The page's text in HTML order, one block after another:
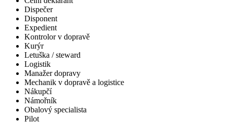
Dispečer
Disponent
Expedient
Kontrolor v dopravě
Kurýr
Letuška / steward
Logistik
Manažer dopravy
Mechanik v dopravě a logistice
Nákupčí
Námořník
Obalový specialista
Pilot